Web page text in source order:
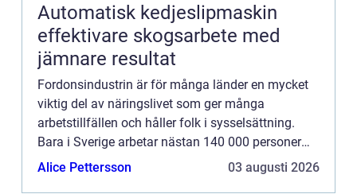
Automatisk kedjeslipmaskin
effektivare skogsarbete med
jämnare resultat
Fordonsindustrin är för många länder en mycket
viktig del av näringslivet som ger många
arbetstillfällen och håller folk i sysselsättning.
Bara i Sverige arbetar nästan 140 000 personer
inom fordon...
Alice Pettersson 03 augusti 2026